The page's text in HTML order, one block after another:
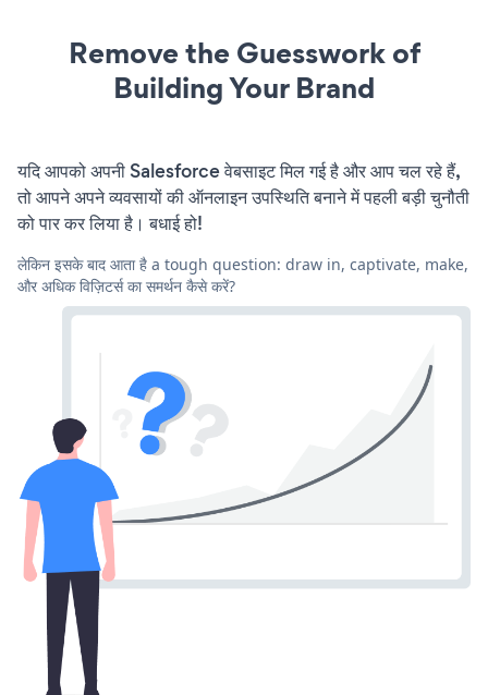
Remove the Guesswork of
Building Your Brand
यदि आपको अपनी Salesforce वेबसाइट मिल गई है और आप चल रहे हैं,
तो आपने अपने व्यवसायों की ऑनलाइन उपस्थिति बनाने में पहली बड़ी चुनौती
को पार कर लिया है। बधाई हो!
लेकिन इसके बाद आता है a tough question: draw in, captivate, make,
और अधिक विज़िटर्स का समर्थन कैसे करें?